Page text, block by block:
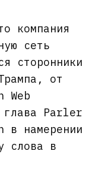
компания
сеть
сторонники
от
Web
Parler
в намерении
слова в